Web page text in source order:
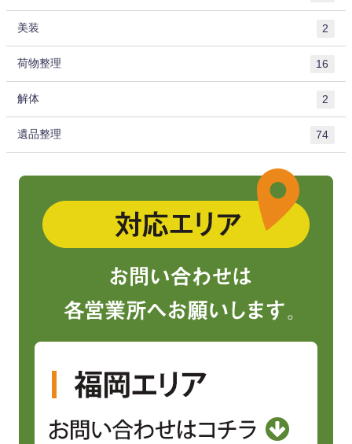
美装 2
荷物整理 16
解体 2
遺品整理 74